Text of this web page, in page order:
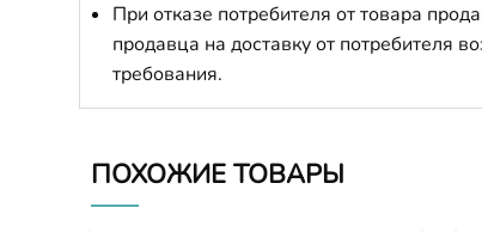
При отказе потребителя от товара
продавца на доставку от потребителя
требования.
ПОХОЖИЕ ТОВАРЫ